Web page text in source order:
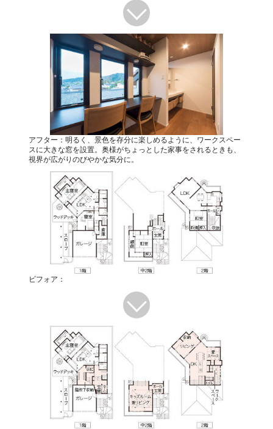
アフター：明るく、景色を存分に楽しめるように、ワークスペー
スに大きな窓を設置。奥様がちょっとした家事をされるときも、
視界が広がりのびやかな気分に。
ビフォア：